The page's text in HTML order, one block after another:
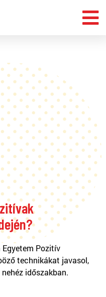
Pozitív
technikákat javasol,
időszakban.